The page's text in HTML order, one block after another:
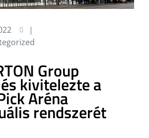
|
Group
kivitelezte a
Aréna
rendszerét